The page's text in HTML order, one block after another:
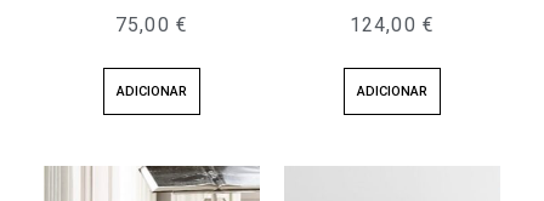
75,00 €
ADICIONAR
124,00 €
ADICIONAR